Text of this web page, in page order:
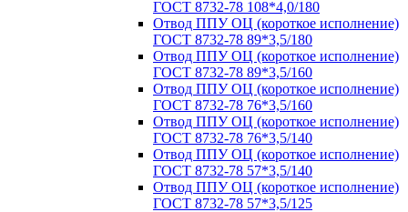
ГОСТ 8732-78 108*4,0/180
Отвод ППУ ОЦ (короткое исполнение)
ГОСТ 8732-78 89*3,5/180
Отвод ППУ ОЦ (короткое исполнение)
ГОСТ 8732-78 89*3,5/160
Отвод ППУ ОЦ (короткое исполнение)
ГОСТ 8732-78 76*3,5/160
Отвод ППУ ОЦ (короткое исполнение)
ГОСТ 8732-78 76*3,5/140
Отвод ППУ ОЦ (короткое исполнение)
ГОСТ 8732-78 57*3,5/140
Отвод ППУ ОЦ (короткое исполнение)
ГОСТ 8732-78 57*3,5/125